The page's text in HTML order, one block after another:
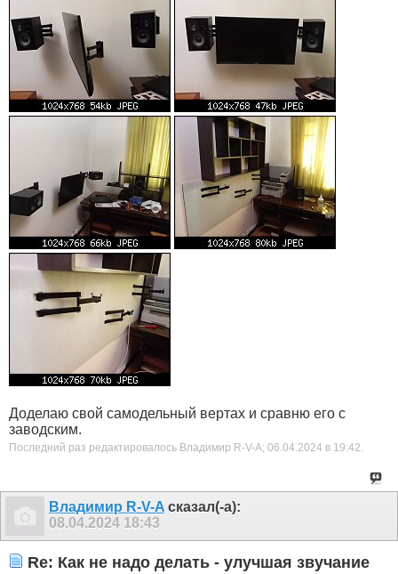
Доделаю свой самодельный вертах и сравню его с
заводским.
Последний раз редактировалось Владимир R-V-A; 06.04.2024 в 19:42
Владимир R-V-A сказал(-а):
08.04.2024 18:43
Re: Как не надо делать - улучшая звучание